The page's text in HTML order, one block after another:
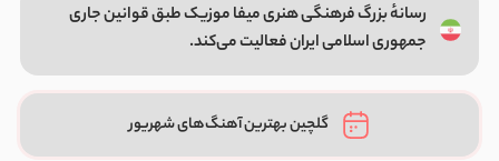
رسانهٔ بزرگ فرهنگی هنری میفا موزیک طبق قوانین جاری
جمهوری اسلامی ایران فعالیت می‌کند.
گلچین بهترین آهنگ‌های شهریور